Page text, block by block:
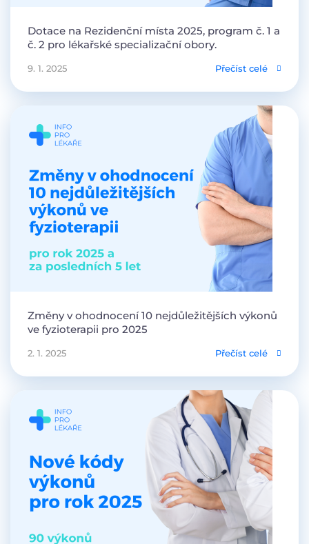
Dotace na Rezidenční místa 2025, program č. 1 a
č. 2 pro lékařské specializační obory.
9. 1. 2025 Přečíst celé
Změny v ohodnocení 10 nejdůležitějších výkonů
ve fyzioterapii pro 2025
2. 1. 2025 Přečíst celé